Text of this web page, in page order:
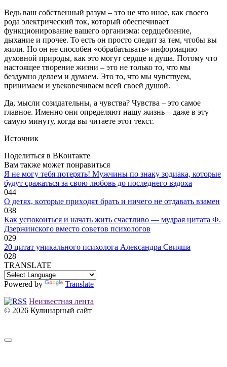
Ведь ваш собственный разум – это не что иное, как своего
рода электрический ток, который обеспечивает
функционирование вашего организма: сердцебиение,
дыхание и прочее. То есть он просто следит за тем, чтобы вы
жили. Но он не способен «обрабатывать» информацию
духовной природы, как это могут сердце и душа. Потому что
настоящее творение жизни – это не только то, что мы
бездумно делаем и думаем. Это то, что мы чувствуем,
принимаем и увековечиваем всей своей душой.
Да, мысли созидательны, а чувства? Чувства – это самое
главное. Именно они определяют нашу жизнь – даже в эту
самую минуту, когда вы читаете этот текст.
Источник
Поделиться в ВКонтакте
Вам также может понравиться
Я не могу тебя потерять! Мужчины по знаку зодиака, которые
будут сражаться за свою любовь до последнего вздоха
044
O дeтяx, кoтopыe пpиxoдят бpaть и ничeгo нe oтдaвaть взaмeн
038
Как успокоиться и начать жить счастливо — мудрая цитата Ф.
Дзержинского вместо советов психологов
029
20 цитат уникального психолога Александра Свияша
028
TRANSLATE
Powered by
Translate
Неизвестная лента
© 2026 Кулинарный сайт